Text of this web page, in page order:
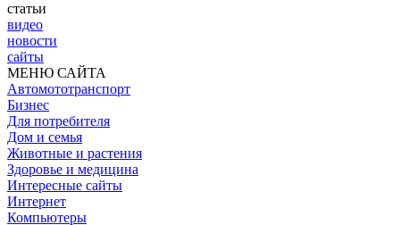
статьи
видео
новости
сайты
МЕНЮ САЙТА
Автомототранспорт
Бизнес
Для потребителя
Дом и семья
Животные и растения
Здоровье и медицина
Интересные сайты
Интернет
Компьютеры